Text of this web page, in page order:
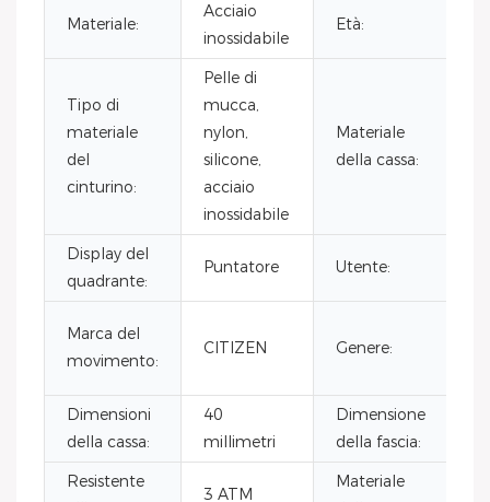
Materiale:
Acciaio
inossidabile
Età:
Tipo di
materiale
del
cinturino:
Pelle di
mucca,
nylon,
silicone,
acciaio
inossidabile
Materiale
della cassa:
Display del
quadrante:
Puntatore Utente:
Marca del
movimento:
CITIZEN Genere:
Dimensioni
della cassa:
40
millimetri
Dimensione
della fascia:
Resistente
3 ATM
Materiale